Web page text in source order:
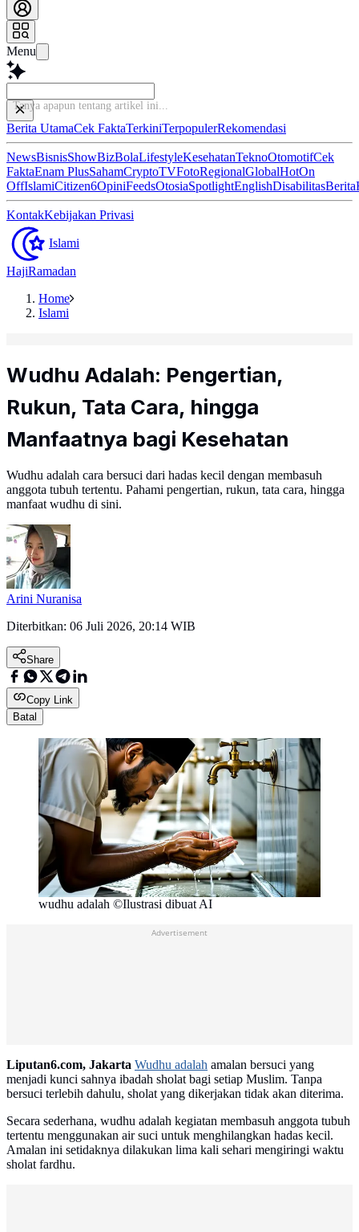
Menu
Berita UtamaCek FaktaTerkiniTerpopulerRekomendasi
NewsBisnisShowBizBolaLifestyleKesehatanTeknoOtomotifCek
FaktaEnam PlusSahamCryptoTVFotoRegionalGlobalHotOn
OffIslamiCitizen6OpiniFeedsOtosiaSpotlightEnglishDisabilitasBerita
KontakKebijakan Privasi
Islami
HajiRamadan
Home
Islami
Wudhu Adalah: Pengertian,
Rukun, Tata Cara, hingga
Manfaatnya bagi Kesehatan
Wudhu adalah cara bersuci dari hadas kecil dengan membasuh
anggota tubuh tertentu. Pahami pengertian, rukun, tata cara, hingga
manfaat wudhu di sini.
Arini Nuranisa
Diterbitkan: 06 Juli 2026, 20:14 WIB
Share
Copy Link
Batal
wudhu adalah ©Ilustrasi dibuat AI
Liputan6.com, Jakarta Wudhu adalah amalan bersuci yang
menjadi kunci sahnya ibadah sholat bagi setiap Muslim. Tanpa
bersuci terlebih dahulu, sholat yang dikerjakan tidak akan diterima.
Secara sederhana, wudhu adalah kegiatan membasuh anggota tubuh
tertentu menggunakan air suci untuk menghilangkan hadas kecil.
Amalan ini setidaknya dilakukan lima kali sehari mengiringi waktu
sholat fardhu.